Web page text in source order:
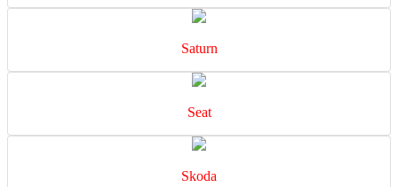
Saturn
Seat
Skoda